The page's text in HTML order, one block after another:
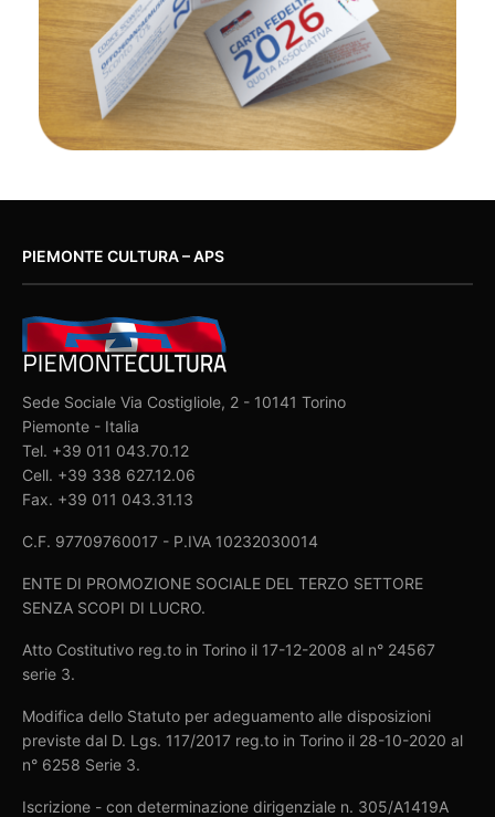
PIEMONTE CULTURA – APS
Sede Sociale Via Costigliole, 2 - 10141 Torino
Piemonte - Italia
Tel. +39 011 043.70.12
Cell. +39 338 627.12.06
Fax. +39 011 043.31.13
C.F. 97709760017 - P.IVA 10232030014
ENTE DI PROMOZIONE SOCIALE DEL TERZO SETTORE
SENZA SCOPI DI LUCRO.
Atto Costitutivo reg.to in Torino il 17-12-2008 al n° 24567
serie 3.
Modifica dello Statuto per adeguamento alle disposizioni
previste dal D. Lgs. 117/2017 reg.to in Torino il 28-10-2020 al
n° 6258 Serie 3.
Iscrizione - con determinazione dirigenziale n. 305/A1419A